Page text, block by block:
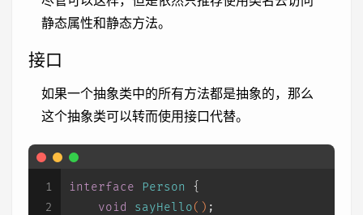
静态属性和静态方法。
接口
如果一个抽象类中的所有方法都是抽象的，那么
这个抽象类可以转而使用接口代替。
1
2
interface Person
{
void
sayHello() ;